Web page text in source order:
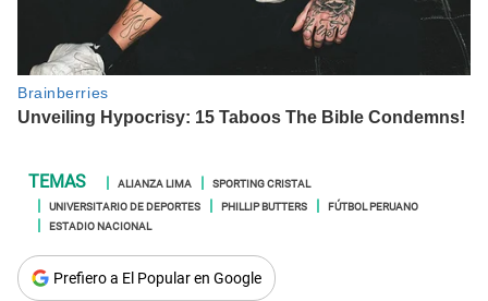
ALIANZA LIMA
SPORTING CRISTAL
UNIVERSITARIO DE DEPORTES
PHILLIP BUTTERS
FÚTBOL PERUANO
ESTADIO NACIONAL
Prefiero a El Popular en Google